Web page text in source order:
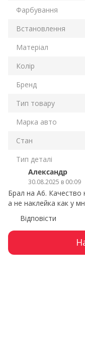
Фарбування
Встановлення
Матеріал
Колір
Бренд
Тип товару
Марка авто
Стан
Тип деталі
Александр
30.08.2025 в 00:09
Брал на А6. Качество
а не наклейка как у
Відповісти